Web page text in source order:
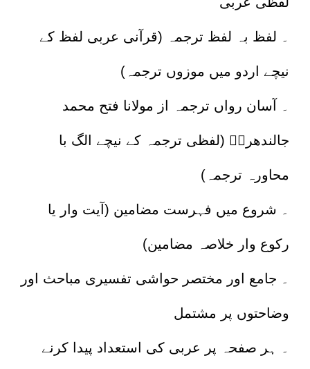
۔ لفظ بہ لفظ ترجمہ (قرآنی عربی لفظ کے
نیچے اردو میں موزوں ترجمہ)
۔ آسان رواں ترجمہ از مولانا فتح محمد
جالندھریؒ (لفظی ترجمہ کے نیچے الگ با
محاورہ ترجمہ)
۔ شروع میں فہرست مضامین (آیت وار یا
رکوع وار خلاصہ مضامین)
۔ جامع اور مختصر حواشی تفسیری مباحث اور
وضاحتوں پر مشتمل
۔ ہر صفحہ پر عربی کی استعداد پیدا کرنے